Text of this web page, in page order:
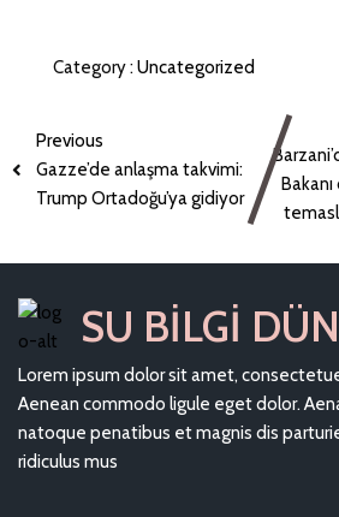
Category : Uncategorized
Previous
Gazze’de anlaşma takvimi:
Trump Ortadoğu’ya gidiyor
SU BILGI
Lorem ipsum dolor sit amet,
Aenean commodo ligule eget dolor.
natoque penatibus et magnis dis
ridiculus mus